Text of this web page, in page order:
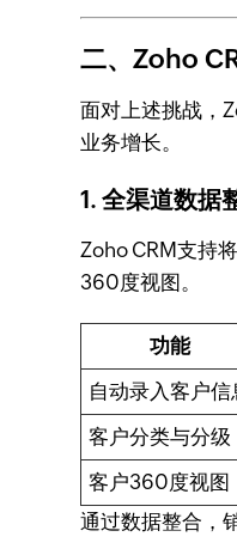
二、Zoho
面对上述挑战，
业务增长。
1.全渠道数据
Zoho CRM支持
360度视图。
功能
自动录入客户信
客户分类与分级
客户360度视图
通过数据整合，